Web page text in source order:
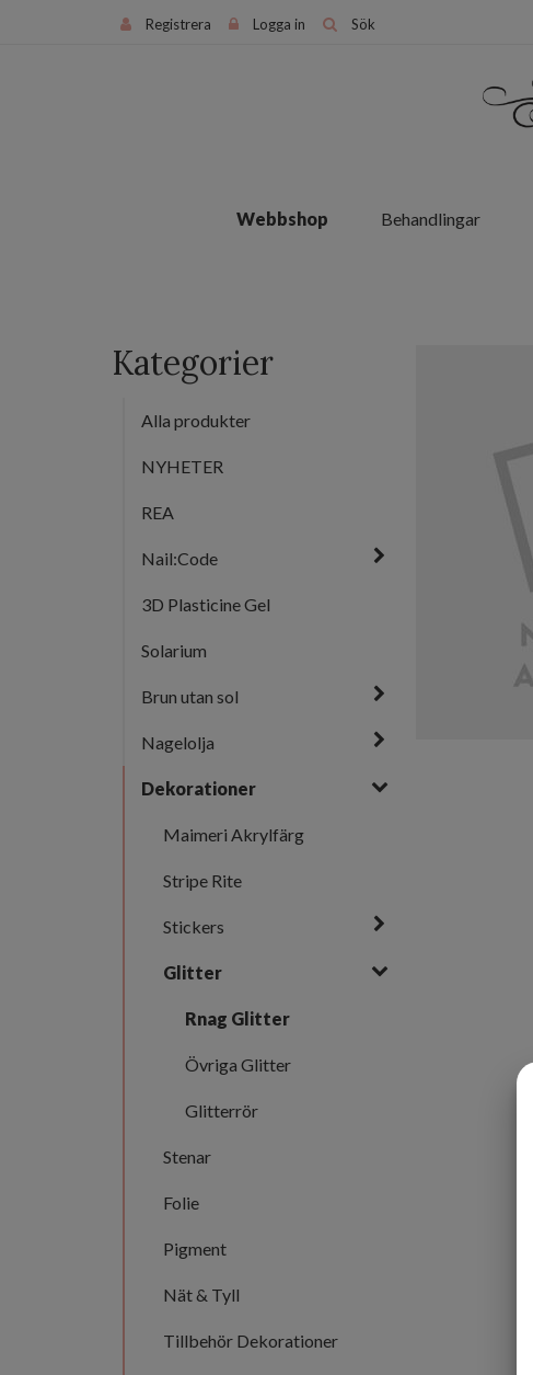
Registrera Logga in Sök
Webbshop Behandlingar
Kategorier
Alla produkter
NYHETER
REA
Nail:Code
3D Plasticine Gel
Solarium
Brun utan sol
Nagelolja
Dekorationer
Maimeri Akrylfärg
Stripe Rite
Stickers
Glitter
Rnag Glitter
Övriga Glitter
Glitterrör
Stenar
Folie
Pigment
Nät & Tyll
Tillbehör Dekorationer